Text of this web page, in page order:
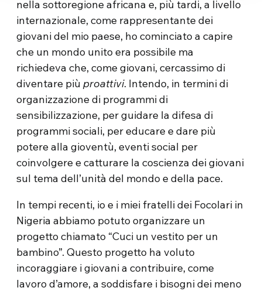
nella sottoregione africana e, più tardi, a livello
internazionale, come rappresentante dei
giovani del mio paese, ho cominciato a capire
che un mondo unito era possibile ma
richiedeva che, come giovani, cercassimo di
diventare piùproattivi. Intendo, in termini di
organizzazione di programmi di
sensibilizzazione, per guidare la difesa di
programmi sociali, per educare e dare più
potere alla gioventù, eventi social per
coinvolgere e catturare la coscienza dei giovani
sul tema dell’unità del mondo e della pace.
In tempi recenti, io e i miei fratelli dei Focolari in
Nigeria abbiamo potuto organizzare un
progetto chiamato “Cuci un vestito per un
bambino”. Questo progetto ha voluto
incoraggiare i giovani a contribuire, come
lavoro d’amore, a soddisfare i bisogni dei meno